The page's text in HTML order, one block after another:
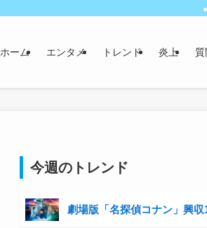
ホーム エンタメ トレンド 炎上 質
今週のトレンド